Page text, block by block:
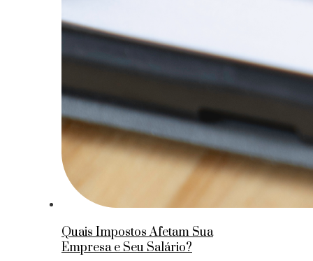
Quais Impostos Afetam Sua
Empresa e Seu Salário?